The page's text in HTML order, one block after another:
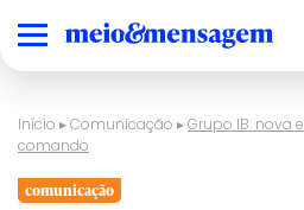
Início ▸Comunicação ▸Grupo IB: nova
comando
comunicação